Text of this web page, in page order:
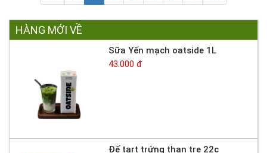
HÀNG MỚI VỀ
Sữa Yến mạch oatside 1L
43.000 đ
Đế tart trứng than tre 22c